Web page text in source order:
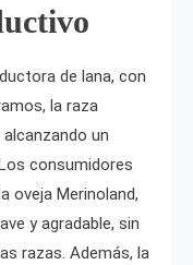
de lana, con
la raza
un
consumidores
oveja Merinoland,
y agradable, sin
razas. Además, la